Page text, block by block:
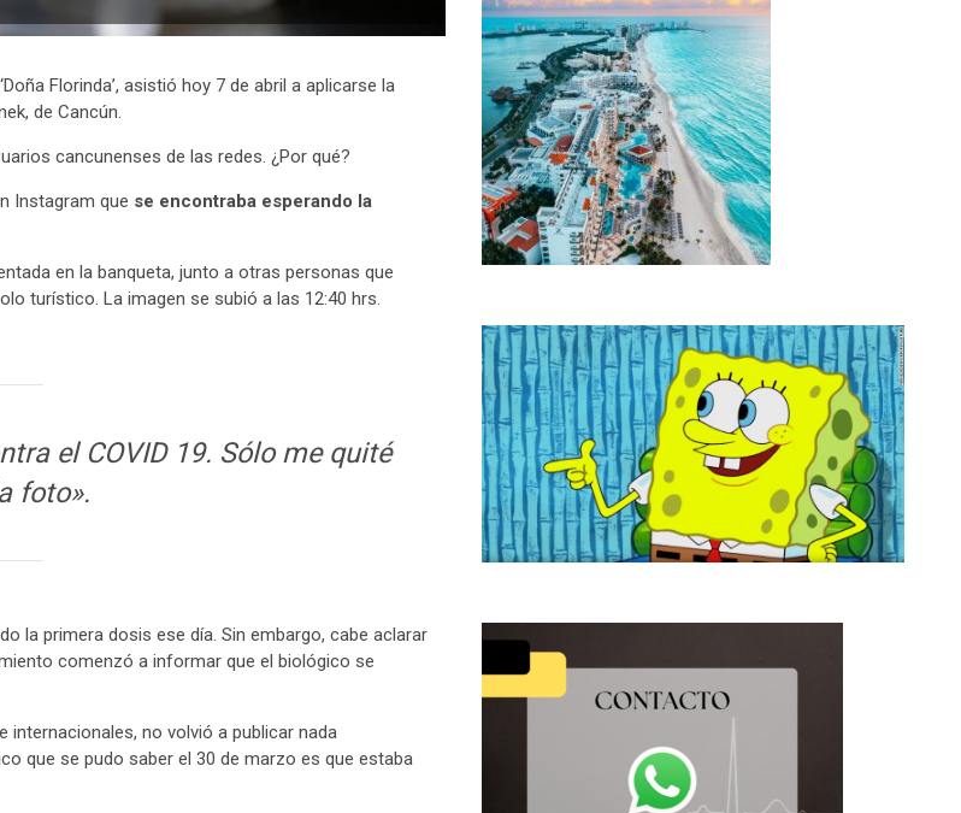
Florinda’, asistió hoy 7 de abril a aplicarse la
de Cancún.
cancunenses de las redes. ¿Por qué?
Instagram que se encontraba esperando la
en la banqueta, junto a otras personas que
turístico. La imagen se subió a las 12:40 hrs.
el COVID 19. Sólo me quité
foto».
la primera dosis ese día. Sin embargo, cabe aclarar
comenzó a informar que el biológico se
no volvió a publicar nada
que se pudo saber el 30 de marzo es que estaba